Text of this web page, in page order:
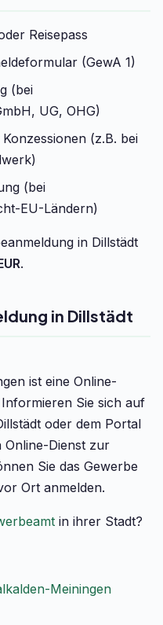
Reisepass
(GewA 1)
(bei
UG, OHG)
(z.B. bei
(bei
EU-Ländern)
in Dillstädt
.
in Dillstädt
ist eine Online-
Sie sich auf
oder dem Portal
Online-Dienst zur
Sie das Gewerbe
Ort anmelden.
in ihrer Stadt?
Meiningen